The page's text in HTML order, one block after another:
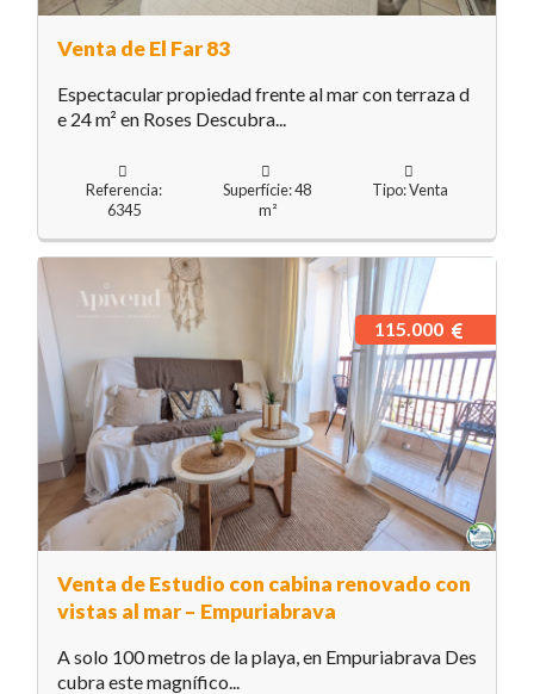
Venta de El Far 83
Espectacular propiedad frente al mar con terraza d
e 24 m² en Roses Descubra...
Referencia:
6345
Superfície: 48
m²
Tipo: Venta
Venta de Estudio con cabina renovado con
vistas al mar – Empuriabrava
115.000
A solo 100 metros de la playa, en Empuriabrava Des
cubra este magnífico...